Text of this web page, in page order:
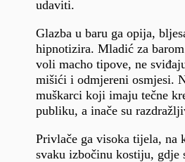
udaviti.
Glazba u baru ga opija,
hipnotizira. Mladić za
voli macho tipove, ne
mišići i odmjereni osmjesi.
muškarci koji imaju tečne
publiku, a inače su
Privlače ga visoka tijela, na
svaku izbočinu kostiju,